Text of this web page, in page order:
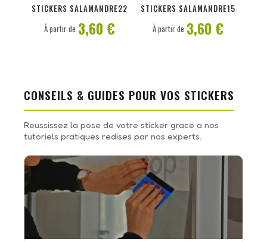
STICKERS SALAMANDRE22
À partir de 3,60 €
STICKERS SALAMANDRE15
À partir de 3,60 €
CONSEILS & GUIDES POUR VOS STICKERS
Reussissez la pose de votre sticker grace a nos
tutoriels pratiques redises par nos experts.